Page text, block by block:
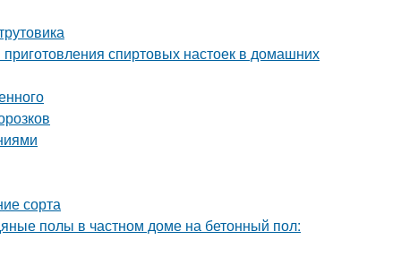
спиртовых настоек в домашних
сорта
полы в частном доме на бетонный пол: